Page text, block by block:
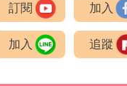
訂閱 加入
加入 追蹤